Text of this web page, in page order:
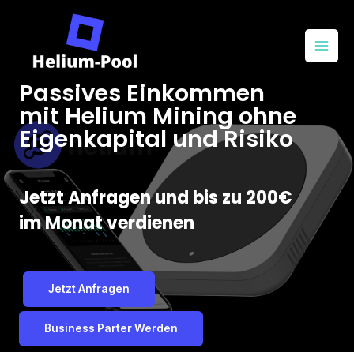
Passives Einkommen
mit Helium Mining ohne
Eigenkapital und Risiko
Jetzt Anfragen und bis zu 200€
im Monat verdienen
Jetzt Anfragen
Business Parter Werden